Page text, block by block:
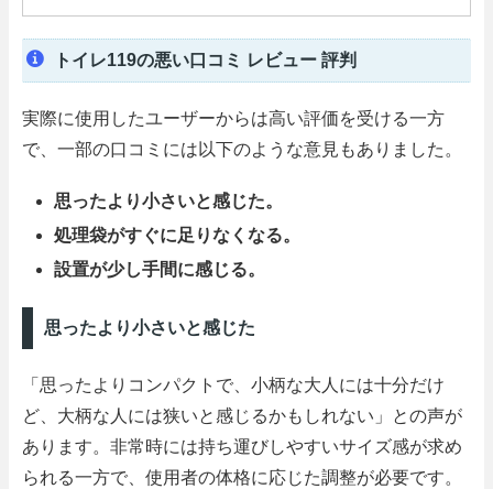
トイレ119の悪い口コミ レビュー 評判
実際に使用したユーザーからは高い評価を受ける一方
で、一部の口コミには以下のような意見もありました。
思ったより小さいと感じた。
処理袋がすぐに足りなくなる。
設置が少し手間に感じる。
思ったより小さいと感じた
「思ったよりコンパクトで、小柄な大人には十分だけ
ど、大柄な人には狭いと感じるかもしれない」との声が
あります。非常時には持ち運びしやすいサイズ感が求め
られる一方で、使用者の体格に応じた調整が必要です。